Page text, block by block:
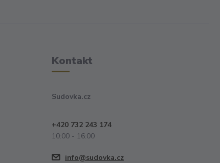
Kontakt
Sudovka.cz
+420 732 243 174
10:00 - 16:00
info@sudovka.cz